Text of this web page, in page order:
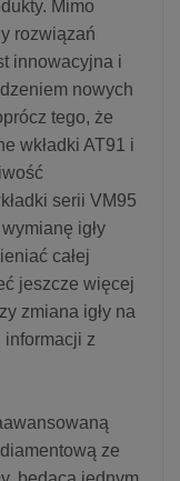
Mimo
rozwiązań
innowacyjna i
nowych
tego, że
wkładki AT91 i
serii VM95
igły
całej
jeszcze więcej
zmiana igły na
informacji z
ze